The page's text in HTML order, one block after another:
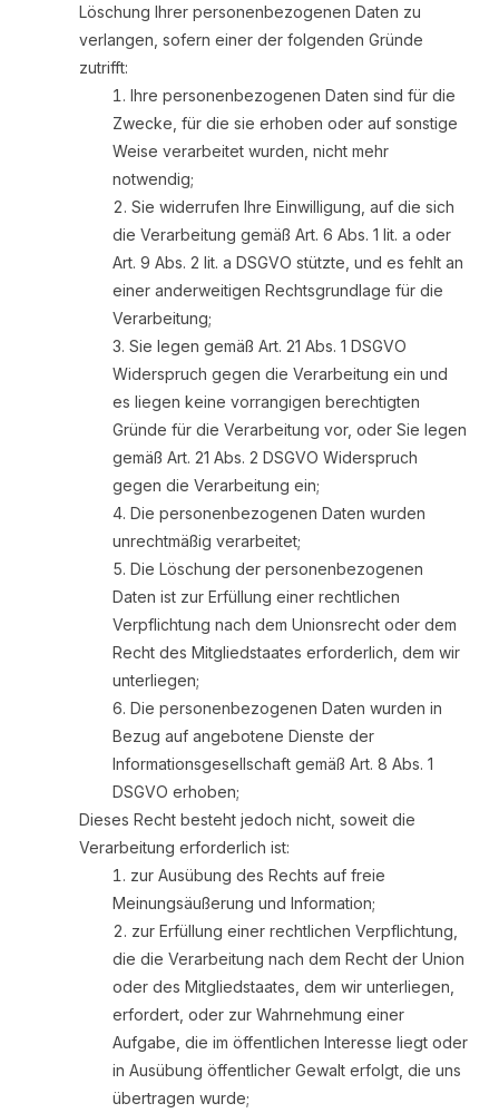
Löschung Ihrer personenbezogenen Daten zu
verlangen, sofern einer der folgenden Gründe
zutrifft:
Ihre personenbezogenen Daten sind für die
Zwecke, für die sie erhoben oder auf sonstige
Weise verarbeitet wurden, nicht mehr
notwendig;
Sie widerrufen Ihre Einwilligung, auf die sich
die Verarbeitung gemäß Art. 6 Abs. 1 lit. a oder
Art. 9 Abs. 2 lit. a DSGVO stützte, und es fehlt an
einer anderweitigen Rechtsgrundlage für die
Verarbeitung;
Sie legen gemäß Art. 21 Abs. 1 DSGVO
Widerspruch gegen die Verarbeitung ein und
es liegen keine vorrangigen berechtigten
Gründe für die Verarbeitung vor, oder Sie legen
gemäß Art. 21 Abs. 2 DSGVO Widerspruch
gegen die Verarbeitung ein;
Die personenbezogenen Daten wurden
unrechtmäßig verarbeitet;
Die Löschung der personenbezogenen
Daten ist zur Erfüllung einer rechtlichen
Verpflichtung nach dem Unionsrecht oder dem
Recht des Mitgliedstaates erforderlich, dem wir
unterliegen;
Die personenbezogenen Daten wurden in
Bezug auf angebotene Dienste der
Informationsgesellschaft gemäß Art. 8 Abs. 1
DSGVO erhoben;
Dieses Recht besteht jedoch nicht, soweit die
Verarbeitung erforderlich ist:
zur Ausübung des Rechts auf freie
Meinungsäußerung und Information;
zur Erfüllung einer rechtlichen Verpflichtung,
die die Verarbeitung nach dem Recht der Union
oder des Mitgliedstaates, dem wir unterliegen,
erfordert, oder zur Wahrnehmung einer
Aufgabe, die im öffentlichen Interesse liegt oder
in Ausübung öffentlicher Gewalt erfolgt, die uns
übertragen wurde;